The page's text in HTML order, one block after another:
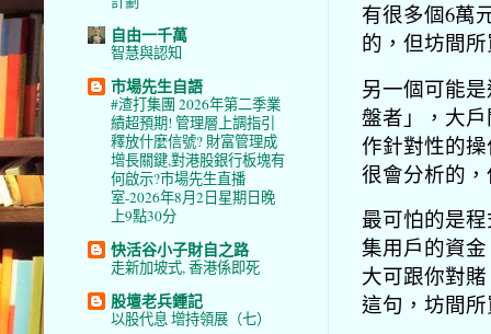
有很多個6萬
的，但坊間
另一個可能
盤者」，大
作針對性的
很會分析的
最可怕的是
集用戶的資
大可跟你對
這句，坊間
自由一千萬
智慧與認知
市場先生自語
#渣打集團 2026年第二季業
績超預期! 管理層上調指引
釋放什麼信號? 財富管理成
增長關鍵,對港股銀行板塊有
何啟示?市場先生直播
室-2026年8月2日星期日晚
上9點30分
快活谷小子財自之路
走新加坡式, 香港係即死
股壇老兵鍾記
以股代息 增持領展（七）